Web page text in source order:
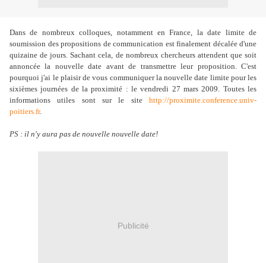
Dans de nombreux colloques, notamment en France, la date limite de
soumission des propositions de communication est finalement décalée d'une
quizaine de jours. Sachant cela, de nombreux chercheurs attendent que soit
annoncée la nouvelle date avant de transmettre leur proposition. C'est
pourquoi j'ai le plaisir de vous communiquer la nouvelle date limite pour les
sixièmes journées de la proximité : le vendredi 27 mars 2009. Toutes les
informations utiles sont sur le site http://proximite.conference.univ-
poitiers.fr.
PS : il n'y aura pas de nouvelle nouvelle date!
Publicité